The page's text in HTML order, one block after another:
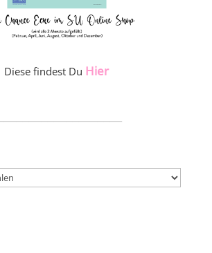
Diese findest Du Hier